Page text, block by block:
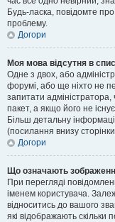
Будь-ласка, повідомте
проблему.
Догори
Моя мова відсутня в
Одне з двох, або
форумі, або ще ніхто не
запитати
пакет, а якщо його не
Більш детальну
(посилання внизу
Догори
Що означають
При перегляді
іменем користувача.
відноситись до вашого
які відображають